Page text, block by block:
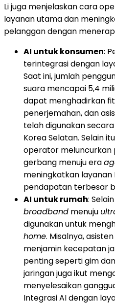
Li juga menjelaskan cara
layanan utama dan
pelanggan dengan
AI untuk konsumen:
terintegrasi dengan
Saat ini, jumlah
suara mencapai 5,4
dapat menghadirkan
penerjemahan, dan
telah digunakan
Korea Selatan. Selain
operator meluncurkan
gerbang menuju era
meningkatkan layanan
pendapatan terbesar
AI untuk rumah:
broadband menuju
digunakan untuk
home. Misalnya,
menjamin kecepatan
penting seperti gim
jaringan juga ikut
menyelesaikan
Integrasi AI dengan